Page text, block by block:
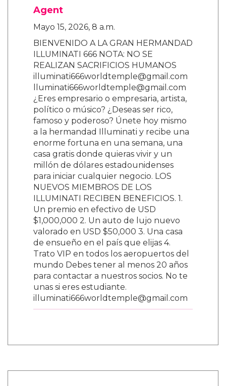
Agent
Mayo 15, 2026, 8 a.m.
BIENVENIDO A LA GRAN HERMANDAD
ILLUMINATI 666 NOTA: NO SE
REALIZAN SACRIFICIOS HUMANOS
illuminati666worldtemple@gmail.com
lluminati666worldtemple@gmail.com
¿Eres empresario o empresaria, artista,
político o músico? ¿Deseas ser rico,
famoso y poderoso? Únete hoy mismo
a la hermandad Illuminati y recibe una
enorme fortuna en una semana, una
casa gratis donde quieras vivir y un
millón de dólares estadounidenses
para iniciar cualquier negocio. LOS
NUEVOS MIEMBROS DE LOS
ILLUMINATI RECIBEN BENEFICIOS. 1.
Un premio en efectivo de USD
$1,000,000 2. Un auto de lujo nuevo
valorado en USD $50,000 3. Una casa
de ensueño en el país que elijas 4.
Trato VIP en todos los aeropuertos del
mundo Debes tener al menos 20 años
para contactar a nuestros socios. No te
unas si eres estudiante.
illuminati666worldtemple@gmail.com